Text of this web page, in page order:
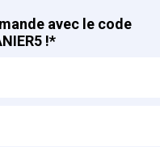
avec le code
!*